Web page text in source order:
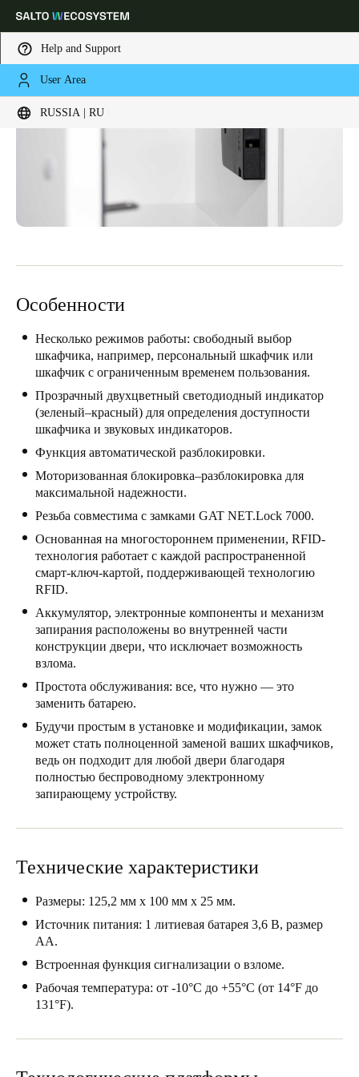
Help and Support
User Area
RUSSIA | RU
Выберите свое местоположение и языковые настройки
North America
DeutschFrançaisItaliano
United Kingdom
English
Ireland
English
France
Français
Netherlands
NederlandsEnglish
Belgium
FrançaisNederlandsEnglish
Portugal
Português
Italy
Polski
Čeština
Denmark
Особенности
Несколько режимов работы: свободный выбор
шкафчика, например, персональный шкафчик или
шкафчик с ограниченным временем пользования.
Прозрачный двухцветный светодиодный индикатор
(зеленый–красный) для определения доступности
шкафчика и звуковых индикаторов.
Функция автоматической разблокировки.
Моторизованная блокировка–разблокировка для
максимальной надежности.
Резьба совместима с замками GAT NET.Lock 7000.
Основанная на многостороннем применении, RFID-
технология работает с каждой распространенной
смарт-ключ-картой, поддерживающей технологию
RFID.
Аккумулятор, электронные компоненты и механизм
запирания расположены во внутренней части
конструкции двери, что исключает возможность
взлома.
Простота обслуживания: все, что нужно — это
заменить батарею.
Будучи простым в установке и модификации, замок
может стать полноценной заменой ваших шкафчиков,
ведь он подходит для любой двери благодаря
полностью беспроводному электронному
запирающему устройству.
Технические характеристики
Размеры: 125,2 мм х 100 мм х 25 мм.
Источник питания: 1 литиевая батарея 3,6 В, размер
AA.
Встроенная функция сигнализации о взломе.
Рабочая температура: от -10°C до +55°C (от 14°F до
131°F).